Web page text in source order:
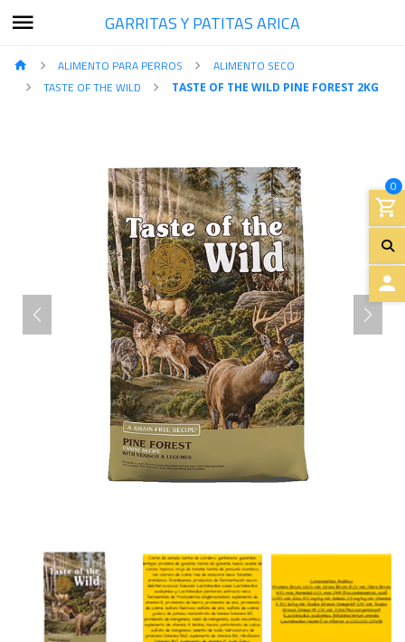
GARRITAS Y PATITAS ARICA
0
A
ALIMENTO PARA PERROS
ALIMENTO SECO
TASTE OF THE WILD
TASTE OF THE WILD PINE FOREST 2KG